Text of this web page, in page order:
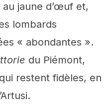
jaune d’œuf et,
lombards
« abondantes ».
du Piémont,
restent fidèles, en